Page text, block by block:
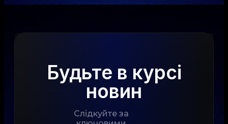
Будьте в курсі
новин
Слідкуйте за